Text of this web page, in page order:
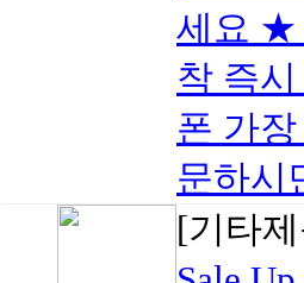
세요 ★
착 즉
폰 가
문하시
[기타